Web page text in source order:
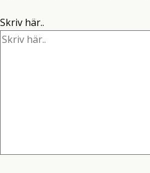
Skriv här..